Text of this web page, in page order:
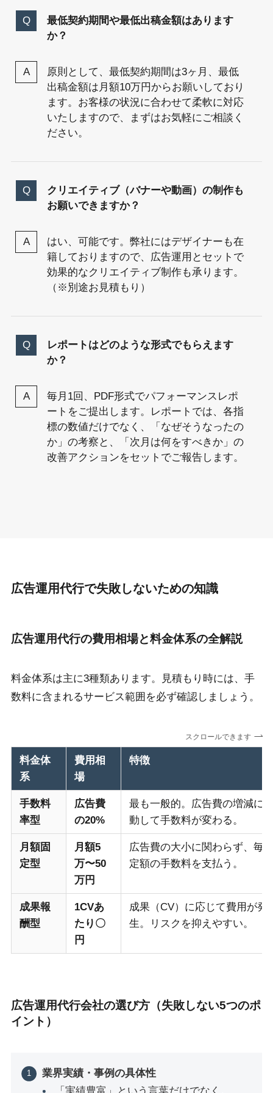
最低契約期間や最低出稿金額はあります
か？
原則として、最低契約期間は3ヶ月、最低
出稿金額は月額10万円からお願いしており
ます。お客様の状況に合わせて柔軟に対応
いたしますので、まずはお気軽にご相談く
ださい。
クリエイティブ（バナーや動画）の制作も
お願いできますか？
はい、可能です。弊社にはデザイナーも在
籍しておりますので、広告運用とセットで
効果的なクリエイティブ制作も承ります。
（※別途お見積もり）
レポートはどのような形式でもらえます
か？
毎月1回、PDF形式でパフォーマンスレポ
ートをご提出します。レポートでは、各指
標の数値だけでなく、「なぜそうなったの
か」の考察と、「次月は何をすべきか」の
改善アクションをセットでご報告します。
広告運用代行で失敗しないための知識
広告運用代行の費用相場と料金体系の全解説
料金体系は主に3種類あります。見積もり時には、手
数料に含まれるサービス範囲を必ず確認しましょう。
スクロールできます
料金体
系
費用相
場
特徴
手数料
率型
広告費
の20%
最も一般的。広告費の増減に
動して手数料が変わる。
月額固
定型
月額5
万〜50
万円
広告費の大小に関わらず、毎
定額の手数料を支払う。
成果報
酬型
1CVあ
たり〇
円
成果（CV）に応じて費用が発
生。リスクを抑えやすい。
広告運用代行会社の選び方（失敗しない5つのポ
イント）
業界実績・事例の具体性